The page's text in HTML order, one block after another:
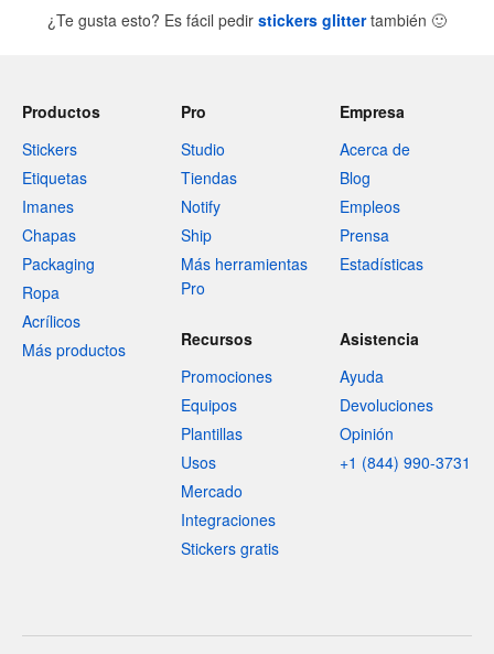
¿Te gusta esto? Es fácil pedir stickers glittertambién 🙂
Productos
Stickers
Etiquetas
Imanes
Chapas
Packaging
Ropa
Acrílicos
Más productos
Pro
Studio
Tiendas
Notify
Ship
Más herramientas
Pro
Empresa
Acerca de
Blog
Empleos
Prensa
Estadísticas
Recursos
Promociones
Equipos
Plantillas
Usos
Mercado
Integraciones
Stickers gratis
Asistencia
Ayuda
Devoluciones
Opinión
+1 (844) 990-3731